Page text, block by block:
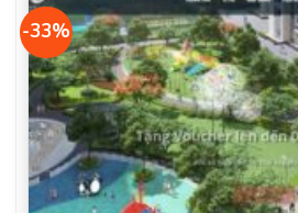
-33%